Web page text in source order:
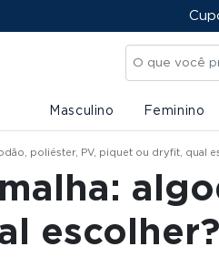
Masculino Feminino
poliéster, PV, piquet ou dryfit, qual
escolher?